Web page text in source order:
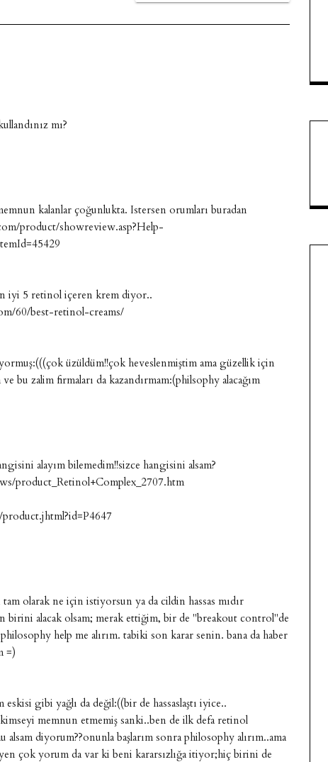
mı?
kalanlar çoğunlukta. Istersen orumları buradan
product/showreview.asp?Help-
iyi 5 retinol içeren krem diyor..
60/best-retinol-creams/
üzüldüm!!çok heveslenmiştim ama güzellik için
bu zalim firmaları da kazandırmam:(philsophy alacağım
alayım bilemedim!!sizce hangisini alsam?
product_Retinol+Complex_2707.htm
olarak ne için istiyorsun ya da cildin hassas mıdır
birini alacak olsam; merak ettiğim, bir de "breakout control"de
help me alırım. tabiki son karar senin. bana da haber
=)
gibi yağlı da değil:((bir de hassaslaştı iyice..
memnun etmemiş sanki..ben de ilk defa retinol
diyorum??onunla başlarım sonra philosophy alırım..ama
çok yorum da var ki beni kararsızlığa itiyor;hiç birini de